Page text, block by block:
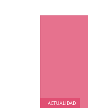
ACTUALIDAD